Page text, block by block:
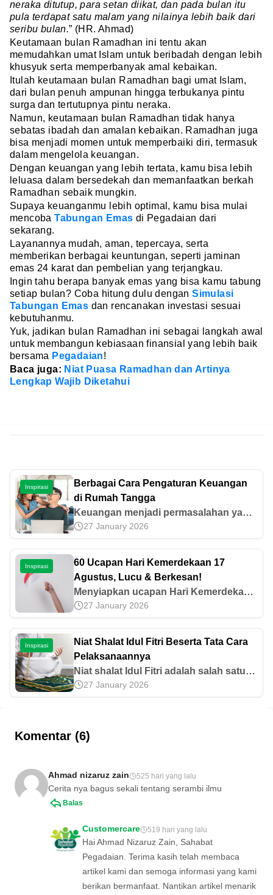
neraka ditutup, para setan diikat, dan pada bulan itu
pula terdapat satu malam yang nilainya lebih baik dari
seribu bulan.” (HR. Ahmad)
Keutamaan bulan Ramadhan ini tentu akan
memudahkan umat Islam untuk beribadah dengan lebih
khusyuk serta memperbanyak amal kebaikan.
Itulah keutamaan bulan Ramadhan bagi umat Islam,
dari bulan penuh ampunan hingga terbukanya pintu
surga dan tertutupnya pintu neraka.
Namun, keutamaan bulan Ramadhan tidak hanya
sebatas ibadah dan amalan kebaikan. Ramadhan juga
bisa menjadi momen untuk memperbaiki diri, termasuk
dalam mengelola keuangan.
Dengan keuangan yang lebih tertata, kamu bisa lebih
leluasa dalam bersedekah dan memanfaatkan berkah
Ramadhan sebaik mungkin.
Supaya keuanganmu lebih optimal, kamu bisa mulai
mencobaTabungan Emas di Pegadaian dari
sekarang.
Layanannya mudah, aman, tepercaya, serta
memberikan berbagai keuntungan, seperti jaminan
emas 24 karat dan pembelian yang terjangkau.
Ingin tahu berapa banyak emas yang bisa kamu tabung
setiap bulan? Coba hitung dulu denganSimulasi
Tabungan Emas dan rencanakan investasi sesuai
kebutuhanmu.
Yuk, jadikan bulan Ramadhan ini sebagai langkah awal
untuk membangun kebiasaan finansial yang lebih baik
bersama Pegadaian!
Baca juga: Niat Puasa Ramadhan dan Artinya
Lengkap Wajib Diketahui
Inspirasi
Berbagai Cara Pengaturan Keuangan
di Rumah Tangga
Keuangan menjadi permasalahan yang
paling sering terjadi dalam pernikahan,
maka mengatur keuangan rumah
tangga penting sekali.
27 January 2026
Inspirasi
60 Ucapan Hari Kemerdekaan 17
Agustus, Lucu & Berkesan!
Menyiapkan ucapan Hari Kemerdekaan
17 Agustus termasuk tradisi perayaan
yang tidak boleh dilupakan. Cari tahu
inspirasi kata-kata yang menarik di sini!
27 January 2026
Inspirasi
Niat Shalat Idul Fitri Beserta Tata Cara
Pelaksanaannya
Niat shalat Idul Fitri adalah salah satu
syarat wajib dalam pelaksanaan ibadah
setahun sekali ini. Yuk, pelajari niat dan
27 January 2026
Komentar (6)
Ahmad nizaruz zain 525 hari yang lalu
Cerita nya bagus sekali tentang serambi ilmu
Balas
Customercare 519 hari yang lalu
Hai Ahmad Nizaruz Zain, Sahabat
Pegadaian. Terima kasih telah membaca
artikel kami dan semoga informasi yang kami
berikan bermanfaat. Nantikan artikel menarik